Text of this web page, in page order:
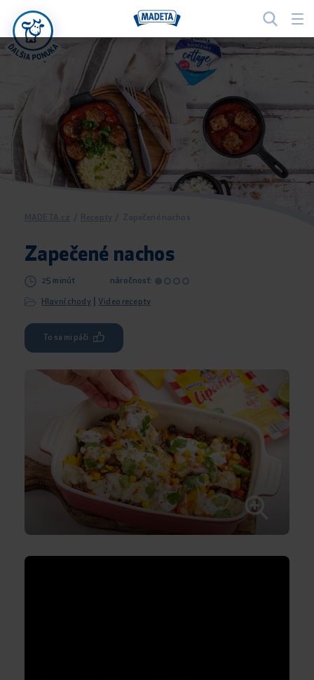
MADETA.cz / Recepty / Zapečené nachos
Zapečené nachos
25 minút náročnosť:
Hlavní chody|Video recepty
To sa mi páči